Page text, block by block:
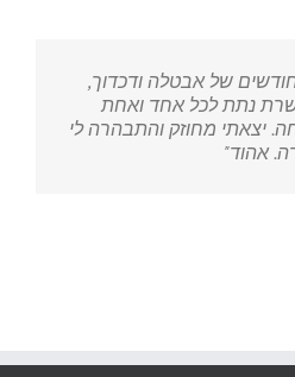
של אבטלה ודכדוך,
נתת לכל אחד ואחת
יצאתי מחוזק והתבהרה לי
אהוד"